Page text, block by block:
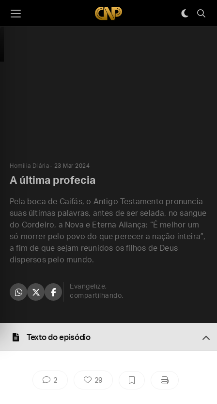
Homilia Diária 23 Mar 2024
A última profecia
Pela boca de Caifás, o Antigo Testamento pronuncia
suas últimas palavras, antes de ser selada, no sangue
do Cordeiro, a Nova e Eterna Aliança: “É melhor um
só morrer pelo povo do que perecer a nação inteira”,
a fim de que sejam reunidos os filhos de Deus
dispersos pelo mundo.
Evangelize,
compartilhando.
Texto do episódio
2 29